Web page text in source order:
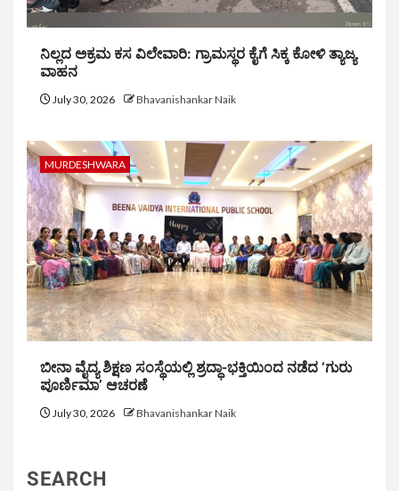
ನಿಲ್ಲದ ಅಕ್ರಮ ಕಸ ವಿಲೇವಾರಿ: ಗ್ರಾಮಸ್ಥರ ಕೈಗೆ ಸಿಕ್ಕ ಕೋಳಿ ತ್ಯಾಜ್ಯ
ವಾಹನ
July 30, 2026 Bhavanishankar Naik
MURDESHWARA
ಬೀನಾ ವೈದ್ಯ ಶಿಕ್ಷಣ ಸಂಸ್ಥೆಯಲ್ಲಿ ಶ್ರದ್ಧಾ-ಭಕ್ತಿಯಿಂದ ನಡೆದ ‘ಗುರು
ಪೂರ್ಣಿಮಾ’ ಆಚರಣೆ
July 30, 2026 Bhavanishankar Naik
SEARCH